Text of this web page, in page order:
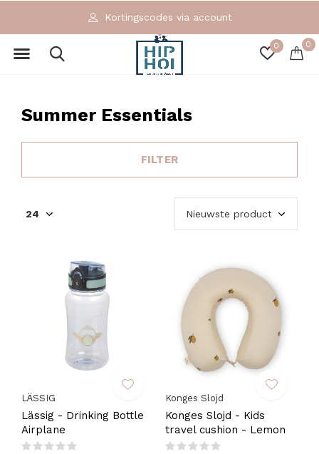
0 0
Exclusieve en ecologische merken
Summer Essentials
FILTER
LÄSSIG
Lässig - Drinking Bottle
Airplane
Konges Slojd
Konges Slojd - Kids
travel cushion - Lemon